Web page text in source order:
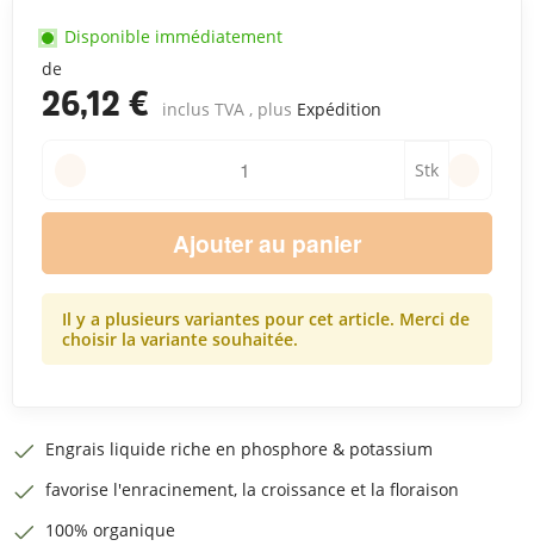
de
26,12 € inclus TVA , plus Expédition
Disponible immédiatement
Stk
Ajouter au panier
Il y a plusieurs variantes pour cet article. Merci de
choisir la variante souhaitée.
Engrais liquide riche en phosphore & potassium
favorise l'enracinement, la croissance et la floraison
100% organique